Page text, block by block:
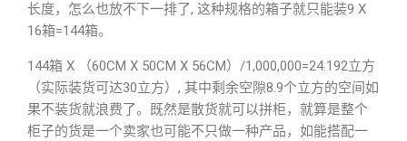
长度，怎么也放不下一排了, 这种规格的箱子就只能装9 X
16箱=144箱。
144箱 X （60CM X 50CM X 56CM）/1,000,000=24.192立方
（实际装货可达30立方）, 其中剩余空隙8.9个立方的空间如
果不装货就浪费了。既然是散货就可以拼柜，就算是整个
柜子的货是一个卖家也可能不只做一种产品，如能搭配一